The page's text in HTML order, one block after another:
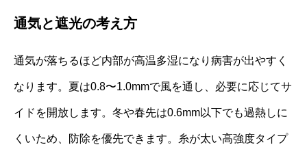
通気と遮光の考え方
通気が落ちるほど内部が高温多湿になり病害が出やすく
なります。夏は0.8〜1.0mmで風を通し、必要に応じてサ
イドを開放します。冬や春先は0.6mm以下でも過熱しに
くいため、防除を優先できます。糸が太い高強度タイプ